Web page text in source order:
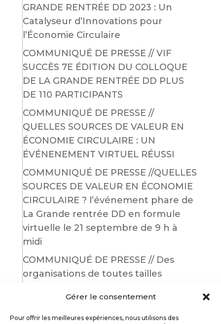
Gérer le consentement
Pour offrir les meilleures expériences, nous utilisons des
GRANDE RENTRÉE DD 2023 : Un
Catalyseur d’Innovations pour
l’Économie Circulaire
COMMUNIQUÉ DE PRESSE // VIF
SUCCÈS 7E ÉDITION DU COLLOQUE
DE LA GRANDE RENTRÉE DD PLUS
DE 110 PARTICIPANTS
COMMUNIQUÉ DE PRESSE //
QUELLES SOURCES DE VALEUR EN
ÉCONOMIE CIRCULAIRE : UN
ÉVÉNENEMENT VIRTUEL RÉUSSI
COMMUNIQUÉ DE PRESSE //QUELLES
SOURCES DE VALEUR EN ÉCONOMIE
CIRCULAIRE ? l’événement phare de
La Grande rentrée DD en formule
virtuelle le 21 septembre de 9 h à
midi
COMMUNIQUÉ DE PRESSE // Des
organisations de toutes tailles
pratiques écoresponsables lors de
l’événement en ligne